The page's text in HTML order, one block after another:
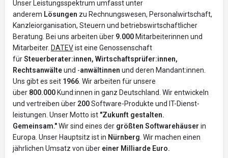
Unser Leistungsspektrum umfasst unter
anderem Lösungen zu Rechnungswesen, Personalwirtschaft,
Kanzleiorganisation, Steuern und betriebs­wirtschaft­licher
Beratung. Bei uns arbeiten über 9.000 Mitar­beiter­innen und
Mitar­beiter. DATEVist eine Genossenschaft
fürSteuerberater:innen, Wirtschaftsprüfer:innen,
Rechtsanwälteund -anwältinnen und deren Mandant:innen.
Uns gibt es seit 1966 . Wir arbeiten für unsere
über 800.000 Kund:innen in ganz Deutschland. Wir entwickeln
und vertreiben über 200Software-Produkte und IT-Dienst­
leistungen. Unser Motto ist "Zukunft gestalten.
Gemeinsam."Wir sind eines der größten Softwarehäuser in
Europa. Unser Hauptsitz ist in Nürnberg . Wir machen einen
jährlichen Umsatz von über einer Milliarde Euro.